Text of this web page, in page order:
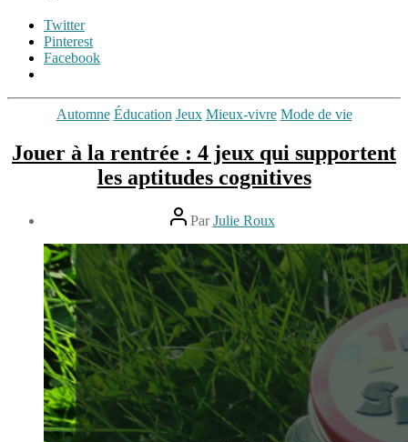
Twitter
Pinterest
Facebook
Étiquettes
Halloween,
Potter,
d'ambiance,
Jouer
en
famillle,
Mathématiques
Catégories
Automne Éducation Jeux Mieux-vivre Mode de vie
Jouer à la rentrée : 4 jeux qui supportent
les aptitudes cognitives
Auteur
de
l’article
ParJulie Roux
de
l’article
30
août
2022